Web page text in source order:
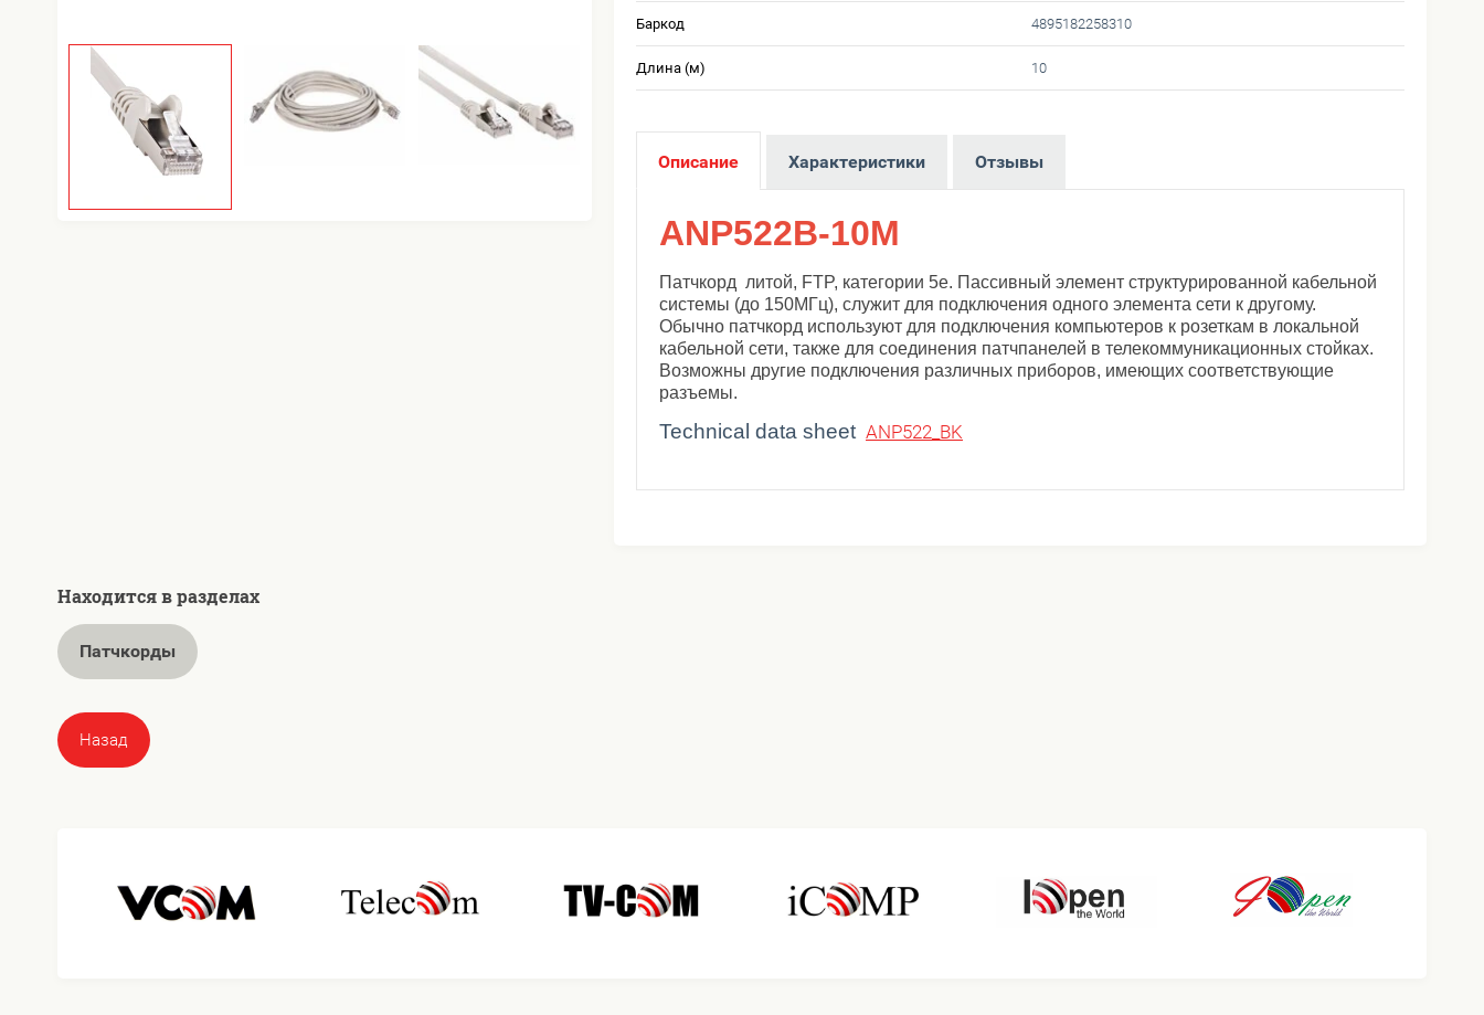
Баркод 4895182258310
Длина (м) 10
Описание Характеристики Отзывы
ANP522B-10M
Патчкорд литой, FTP, категории 5е. Пассивный элемент структурированной кабельной
системы (до 150МГц), служит для подключения одного элемента сети к другому.
Обычно патчкорд используют для подключения компьютеров к розеткам в локальной
кабельной сети, также для соединения патчпанелeй в телекоммуникационных стойках.
Возможны другие подключения различных приборов, имеющих соответствующие
разъемы.
Technical data sheet ANP522_BK
Находится в разделах
Патчкорды
Назад